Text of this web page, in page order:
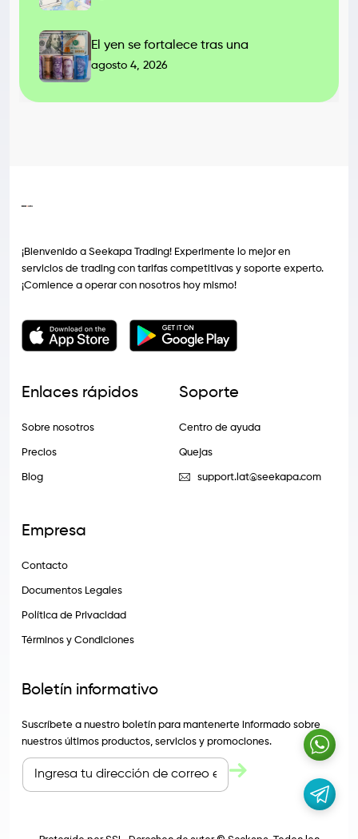
El yen se fortalece tras una
agosto 4, 2026
¡Bienvenido a Seekapa Trading! Experimente lo mejor en
servicios de trading con tarifas competitivas y soporte experto.
¡Comience a operar con nosotros hoy mismo!
Enlaces rápidos
Sobre nosotros
Precios
Blog
Soporte
Centro de ayuda
Quejas
support.lat@seekapa.com
Empresa
Contacto
Documentos Legales
Política de Privacidad
Términos y Condiciones
Boletín informativo
Suscríbete a nuestro boletín para mantenerte informado sobre
nuestros últimos productos, servicios y promociones.